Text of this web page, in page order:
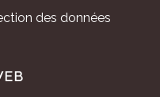
des données